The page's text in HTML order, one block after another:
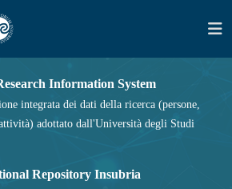
Information System
integrata dei dati della ricerca (persone,
adottato dall'Università degli Studi
Repository Insubria